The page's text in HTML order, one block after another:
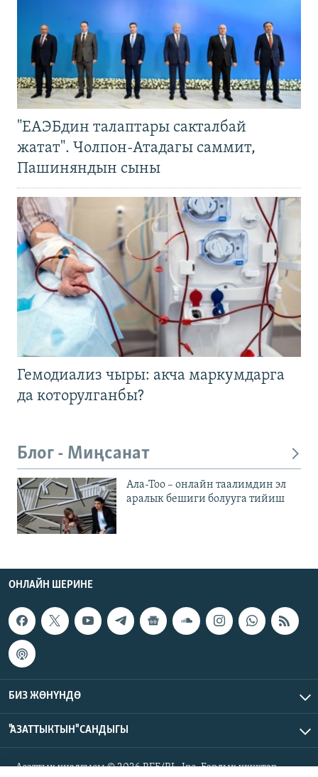
"ЕАЭБдин талаптары сакталбай
жатат". Чолпон-Атадагы саммит,
Пашиняндын сыны
Гемодиализ чыры: акча маркумдарга
да которулганбы?
Блог - Миңсанат
Ала-Тоо – онлайн таалимдин эл
аралык бешиги болууга тийиш
ОНЛАЙН ШЕРИНЕ
БИЗ ЖӨНҮНДӨ
"АЗАТТЫКТЫН" САНДЫГЫ
Азаттык үналгысы © 2026 RFE/RL, Inc. Бардык укуктар